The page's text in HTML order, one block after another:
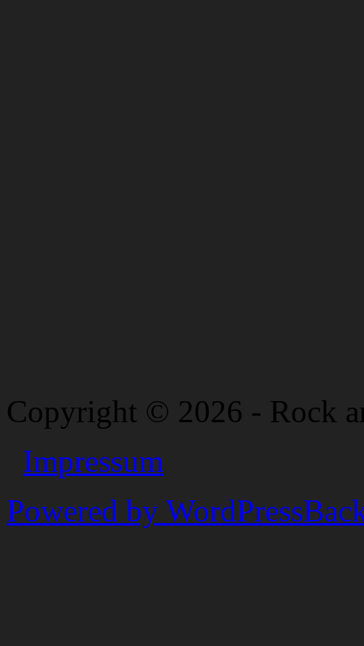
Copyright © 2026 - Rock
Impressum
Powered by WordPress